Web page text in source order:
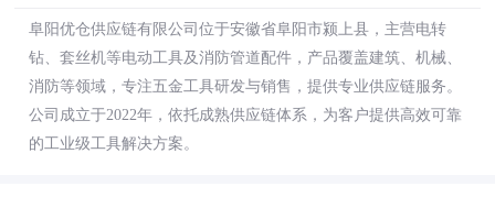
阜阳优仓供应链有限公司位于安徽省阜阳市颍上县，主营电转
钻、套丝机等电动工具及消防管道配件，产品覆盖建筑、机械、
消防等领域，专注五金工具研发与销售，提供专业供应链服务。
公司成立于2022年，依托成熟供应链体系，为客户提供高效可靠
的工业级工具解决方案。